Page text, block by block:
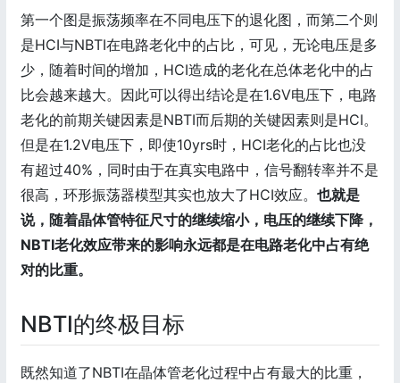
第一个图是振荡频率在不同电压下的退化图，而第二个则
是HCI与NBTI在电路老化中的占比，可见，无论电压是多
少，随着时间的增加，HCI造成的老化在总体老化中的占
比会越来越大。因此可以得出结论是在1.6V电压下，电路
老化的前期关键因素是NBTI而后期的关键因素则是HCI。
但是在1.2V电压下，即使10yrs时，HCI老化的占比也没
有超过40%，同时由于在真实电路中，信号翻转率并不是
很高，环形振荡器模型其实也放大了HCI效应。 也就是
说，随着晶体管特征尺寸的继续缩小，电压的继续下降，
NBTI老化效应带来的影响永远都是在电路老化中占有绝
对的比重。
NBTI的终极目标
既然知道了NBTI在晶体管老化过程中占有最大的比重，